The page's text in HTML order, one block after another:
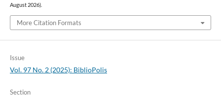
August 2026).
More Citation Formats
Issue
Vol. 97 No. 2 (2025): BiblioPolis
Section